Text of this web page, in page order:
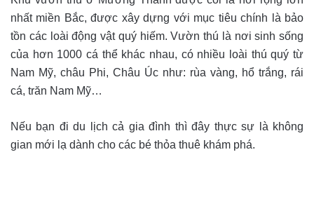
nhất miền Bắc, được xây dựng với mục tiêu chính là bảo
tồn các loài động vật quý hiếm. Vườn thú là nơi sinh sống
của hơn 1000 cá thể khác nhau, có nhiều loài thú quý từ
Nam Mỹ, châu Phi, Châu Úc như: rùa vàng, hổ trắng, rái
cá, trăn Nam Mỹ…
Nếu bạn đi du lịch cả gia đình thì đây thực sự là không
gian mới lạ dành cho các bé thỏa thuê khám phá.